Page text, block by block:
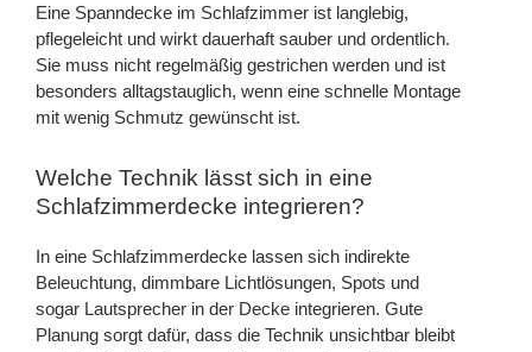
Eine Spanndecke im Schlafzimmer ist langlebig,
pflegeleicht und wirkt dauerhaft sauber und ordentlich.
Sie muss nicht regelmäßig gestrichen werden und ist
besonders alltagstauglich, wenn eine schnelle Montage
mit wenig Schmutz gewünscht ist.
Welche Technik lässt sich in eine
Schlafzimmerdecke integrieren?
In eine Schlafzimmerdecke lassen sich indirekte
Beleuchtung, dimmbare Lichtlösungen, Spots und
sogar Lautsprecher in der Decke integrieren. Gute
Planung sorgt dafür, dass die Technik unsichtbar bleibt